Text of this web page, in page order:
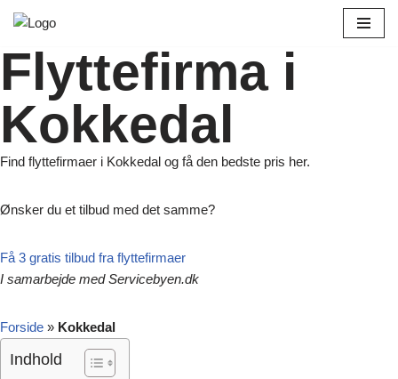
til
indhold
Flyttefirma i
Kokkedal
Find flyttefirmaer i Kokkedal og få den bedste pris her.
Ønsker du et tilbud med det samme?
Få 3 gratis tilbud fra flyttefirmaer
I samarbejde med Servicebyen.dk
Forside » Kokkedal
Indhold